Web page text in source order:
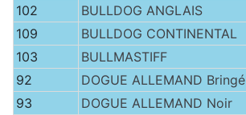
102 BULLDOG ANGLAIS
109 BULLDOG CONTINENTAL
103 BULLMASTIFF
92 DOGUE ALLEMAND Bringé
93 DOGUE ALLEMAND Noir